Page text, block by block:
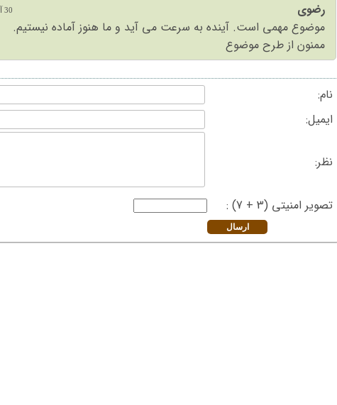
30 آبان 1403 16:11:36
رضوی
موضوع مهمی است. آینده به سرعت می آید و ما هنوز آماده نیستیم.
ممنون از طرح موضوع
نام:
ایمیل:
نظر:
تصویر امنیتی (3 + 7) :